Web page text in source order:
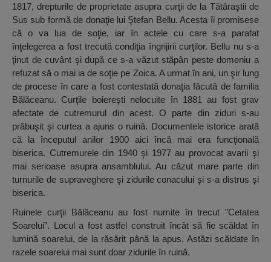
1817, drepturile de proprietate asupra curţii de la Tătăraştii de
Sus sub formă de donaţie lui Ştefan Bellu. Acesta îi promisese
că o va lua de soţie, iar în actele cu care s-a parafat
înţelegerea a fost trecută condiţia îngrijirii curţilor. Bellu nu s-a
ţinut de cuvânt şi după ce s-a văzut stăpân peste domeniu a
refuzat să o mai ia de soţie pe Zoica. A urmat în ani, un şir lung
de procese în care a fost contestată donaţia făcută de familia
Bălăceanu. Curţile boiereşti nelocuite în 1881 au fost grav
afectate de cutremurul din acest. O parte din ziduri s-au
prăbuşit şi curtea a ajuns o ruină. Documentele istorice arată
că la începutul anilor 1900 aici încă mai era funcţională
biserica. Cutremurele din 1940 şi 1977 au provocat avarii şi
mai serioase asupra ansamblului. Au căzut mare parte din
turnurile de supraveghere şi zidurile conacului şi s-a distrus şi
biserica.
Ruinele curţii Bălăceanu au fost numite în trecut ”Cetatea
Soarelui”. Locul a fost astfel construit încât să fie scăldat în
lumină soarelui, de la răsărit până la apus. Astăzi scăldate în
razele soarelui mai sunt doar zidurile în ruină.